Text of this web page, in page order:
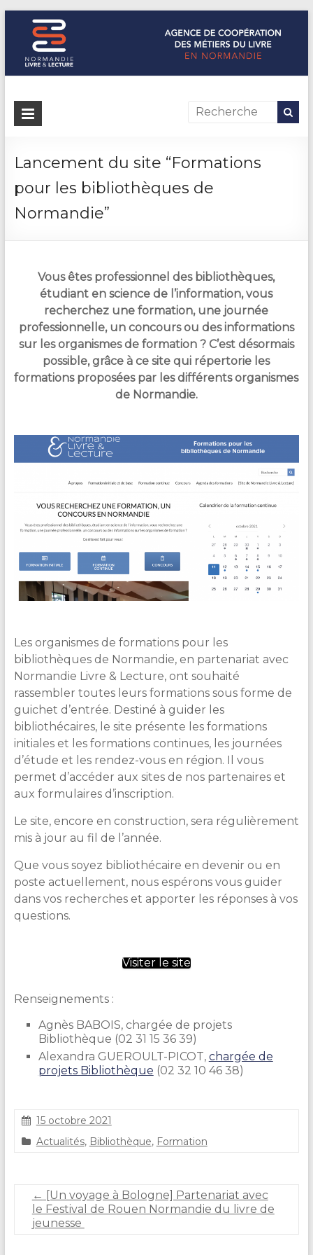
Normandie Livre & Lecture
L'agence de coopération des métiers du livre en Normandie
Lancement du site “Formations
pour les bibliothèques de
Normandie”
Vous êtes professionnel des bibliothèques,
étudiant en science de l’information, vous
recherchez une formation, une journée
professionnelle, un concours ou des informations
sur les organismes de formation ? C’est désormais
possible, grâce à ce site qui répertorie les
formations proposées par les différents organismes
de Normandie.
Les organismes de formations pour les
bibliothèques de Normandie, en partenariat avec
Normandie Livre & Lecture, ont souhaité
rassembler toutes leurs formations sous forme de
guichet d’entrée. Destiné à guider les
bibliothécaires, le site présente les formations
initiales et les formations continues, les journées
d’étude et les rendez-vous en région. Il vous
permet d’accéder aux sites de nos partenaires et
aux formulaires d’inscription.
Le site, encore en construction, sera régulièrement
mis à jour au fil de l’année.
Que vous soyez bibliothécaire en devenir ou en
poste actuellement, nous espérons vous guider
dans vos recherches et apporter les réponses à vos
questions.
Visiter le site
Renseignements :
Agnès BABOIS, chargée de projets
Bibliothèque (02 31 15 36 39)
Alexandra GUEROULT-PICOT, chargée de
projets Bibliothèque (02 32 10 46 38)
S
t
15 octobre 2021
Actualités, Bibliothèque, Formation
← [Un voyage à Bologne] Partenariat avec
le Festival de Rouen Normandie du livre de
jeunesse